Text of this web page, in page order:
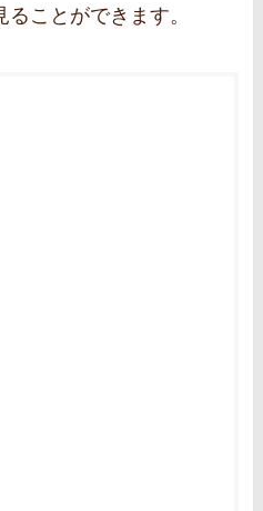
ことができます。